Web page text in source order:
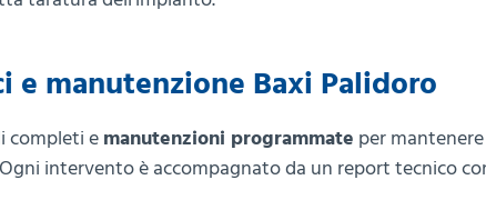
e manutenzione Baxi Palidoro
completi e manutenzioni programmate per
intervento è accompagnato da un report tecnico